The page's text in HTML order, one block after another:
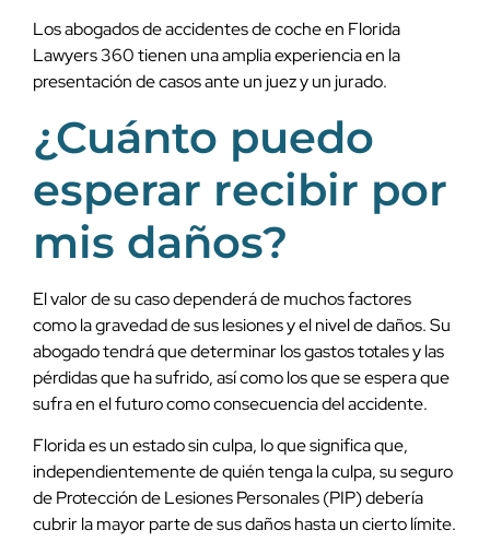
Los abogados de accidentes de coche en Florida
Lawyers 360 tienen una amplia experiencia en la
presentación de casos ante un juez y un jurado.
¿Cuánto puedo
esperar recibir por
mis daños?
El valor de su caso dependerá de muchos factores
como la gravedad de sus lesiones y el nivel de daños. Su
abogado tendrá que determinar los gastos totales y las
pérdidas que ha sufrido, así como los que se espera que
sufra en el futuro como consecuencia del accidente.
Florida es un estado sin culpa, lo que significa que,
independientemente de quién tenga la culpa, su seguro
de Protección de Lesiones Personales (PIP) debería
cubrir la mayor parte de sus daños hasta un cierto límite.